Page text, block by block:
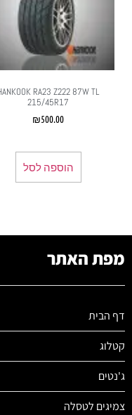
HANKOOK RA23 Z222 87W TL
215/45R17
₪500.00
הוספה לסל
מפת האתר
דף הבית
קטלוג
ג'נטים
צמיגים לטסלה